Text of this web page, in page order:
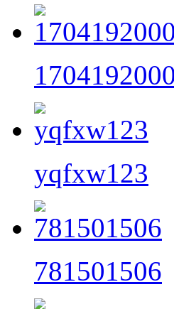
1704192000
yqfxw123
781501506